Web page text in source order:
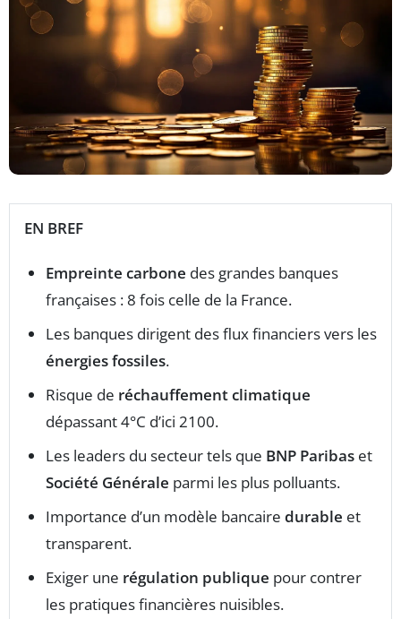
EN BREF
Empreinte carbone des grandes banques
françaises : 8 fois celle de la France.
Les banques dirigent des flux financiers vers les
énergies fossiles.
Risque de réchauffement climatique
dépassant 4°C d’ici 2100.
Les leaders du secteur tels que BNP Paribas et
Société Générale parmi les plus polluants.
Importance d’un modèle bancaire durable et
transparent.
Exiger une régulation publique pour contrer
les pratiques financières nuisibles.